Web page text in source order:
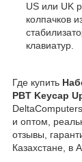
US или UK
колпачков
клавиатур.
Где купить
PBT Keycap
и оптом,
отзывы,
Казахстане, в